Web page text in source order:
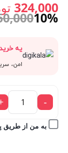
324,000
فعلی:
10%
یه
امن،
-
به من از طریق